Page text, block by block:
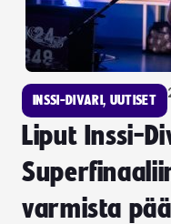
INSSI-DIVARI , UUTISET
Liput Inssi-
varmista